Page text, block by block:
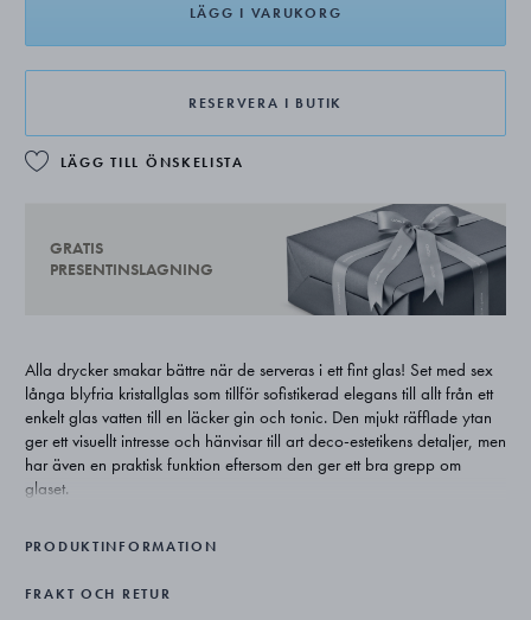
LÄGG I VARUKORG
RESERVERA I BUTIK
LÄGG TILL ÖNSKELISTA
GRATIS
PRESENTINSLAGNING
Alla drycker smakar bättre när de serveras i ett fint glas! Set med sex
långa blyfria kristallglas som tillför sofistikerad elegans till allt från ett
enkelt glas vatten till en läcker gin och tonic. Den mjukt räfflade ytan
ger ett visuellt intresse och hänvisar till art deco-estetikens detaljer, men
har även en praktisk funktion eftersom den ger ett bra grepp om
glaset.
formgivare, han var också medlem i det svenska kungahuset. Hans
Bernadotte-servisen.
PRODUKTINFORMATION
FRAKT OCH RETUR